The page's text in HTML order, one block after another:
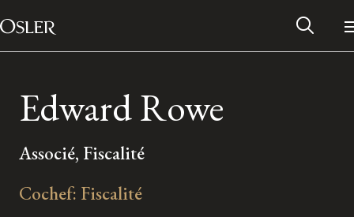
Passer au contenu
Main Navigation
Edward Rowe
Associé, Fiscalité
Cochef: Fiscalité